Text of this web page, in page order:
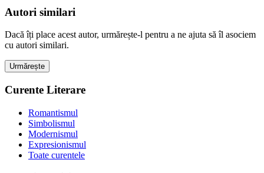
Autori similari
Dacă îți place acest autor, urmărește-l pentru a ne ajuta să îl asociem
cu autori similari.
Urmărește
Curente Literare
Romantismul
Simbolismul
Modernismul
Expresionismul
Toate curentele